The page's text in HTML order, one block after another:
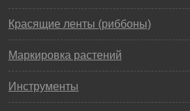
Красящие ленты (риббоны)
Маркировка растений
Инструменты